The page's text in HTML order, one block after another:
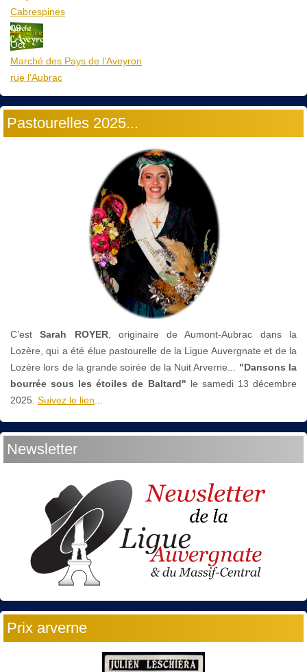
Cabrespines
09
Oct
Marché des Pays de l’Aveyron
rue l'Aubrac
Pastourelles 2025...
C’estSarah ROYER, originaire de Aumont-Aubrac dans la
Lozère, qui a été élue pastourelle de la Ligue Auvergnate et de la
Lozère lors de la grande soirée de la Nuit Arverne...
"Dansons la
bourrée sous les étoiles de Baltard" le samedi 13 décembre
2025. Suivez le lien
Newsletter
Prix arverne